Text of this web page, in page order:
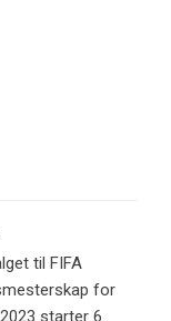
til FIFA
for
starter 6.